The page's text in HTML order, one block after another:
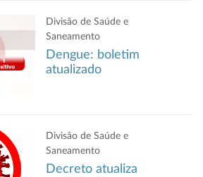
Divisão de Saúde e
Saneamento
Dengue: boletim
atualizado
Divisão de Saúde e
Saneamento
Decreto atualiza